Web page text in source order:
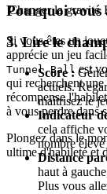
Pourquoi vous
Si vous êtes un
apprécie un jeu
Tunnel Ball est
qui recherchent
récompense
à vous perdre dans
Plongez dans le
ultime d'habileté et
Changer la gravité
3. Lire le
Score :
actuels.
maîtrisez le
Indicateur
cela affiche
nombre
Distance
haut à
Plus vous